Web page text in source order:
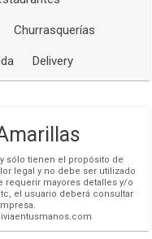
Churrasquerías
Delivery
sólo tienen el propósito de
legal y no debe ser utilizado
requerir mayores detalles y/o
el usuario deberá consultar